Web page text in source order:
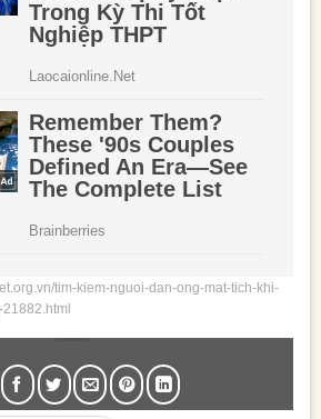
tim-kiem-nguoi-dan-ong-mat-tich-khi-